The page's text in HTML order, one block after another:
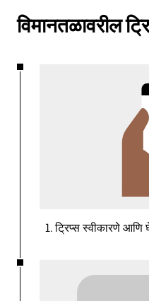
विमानतळावरील
1. ट्रिप्स स्वीकारणे